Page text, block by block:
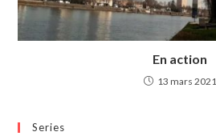
En action
13 mars 2021
Series